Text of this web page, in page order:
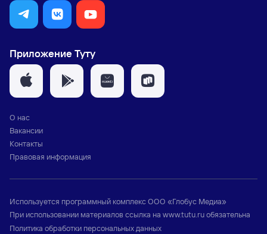
Приложение Туту
О нас
Вакансии
Контакты
Правовая информация
Используется программный комплексООО «Глобус Медиа»
При использовании материалов ссылка на www.tutu.ruобязательна
Политика обработки персональных данных